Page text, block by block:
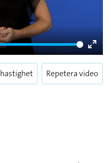
Enter
Repetera video